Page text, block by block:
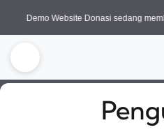
Demo Website Donasi sedang